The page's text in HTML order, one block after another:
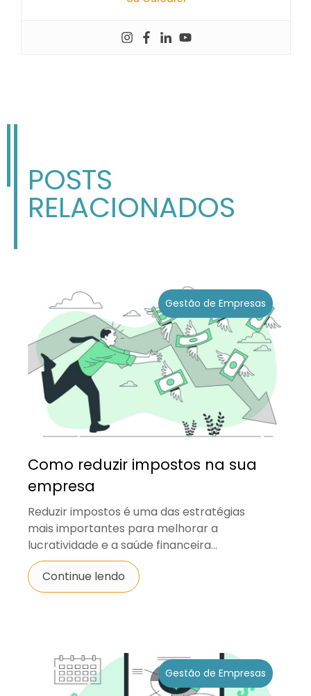
POSTS
RELACIONADOS
Gestão de Empresas
Como reduzir impostos na sua
empresa
Reduzir impostos é uma das estratégias
mais importantes para melhorar a
lucratividade e a saúde financeira...
Continue lendo
Gestão de Empresas